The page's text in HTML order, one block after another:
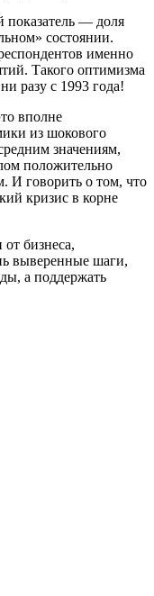
показатель — доля
состоянии.
именно
Такого оптимизма
разу с 1993 года!
вполне
из шокового
значениям,
положительно
И говорить о том, что
кризис в корне
бизнеса,
выверенные шаги,
а поддержать